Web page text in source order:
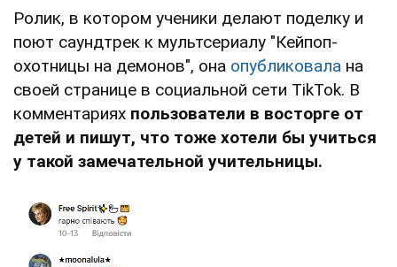
Ролик, в котором ученики делают поделку и
поют саундтрек к мультсериалу "Кейпоп-
охотницы на демонов", она опубликовала на
своей странице в социальной сети TikTok. В
комментариях пользователи в восторге от
детей и пишут, что тоже хотели бы учиться
у такой замечательной учительницы.